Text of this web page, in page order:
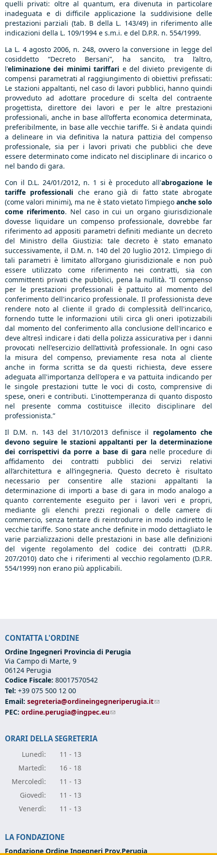
quelli privati: oltre al quantum, era divenuta in particolare
inadeguata e di difficile applicazione la suddivisione delle
prestazioni parziali (tab. B della L. 143/49) in riferimento alle
indicazioni della L. 109/1994 e s.m.i. e del D.P.R. n. 554/1999.
La L. 4 agosto 2006, n. 248, ovvero la conversione in legge del
cosiddetto “Decreto Bersani”, ha sancito, tra l’altro,
l’eliminazione dei minimi tariffari e del divieto previgente di
compensi parametrati al raggiungimento di obiettivi prefissati:
Le stazioni appaltanti, nel caso di lavori pubblici, hanno quindi
provveduto ad adottare procedure di scelta del contraente
progettista, direttore dei lavori e per le altre prestazioni
professionali, anche in base all’offerta economica determinata,
preferibilmente, in base alle vecchie tariffe. Si è andata quindi
a delineare in via definitiva la natura pattizia del compenso
professionale, sia per i lavori privati che pubblici che deve
essere determinato come indicato nel disciplinare di incarico o
nel bando di gara.
Con il D.L. 24/01/2012, n. 1 si è proceduto all'abrogazione le
tariffe professionali che erano già di fatto state abrogate
(come valori minimi), ma ne è stato vietato l’impiegoanche solo
come riferimento. Nel caso in cui un organo giurisdizionale
dovesse liquidare un compenso professionale, dovrebbe far
riferimento ad appositi parametri definiti mediante un decreto
del Ministro della Giustizia: tale decreto è stato emanato
successivamente, il D.M. n. 140 del 20 luglio 2012. L’impiego di
tali parametri è limitato all’organo giurisdizionale e non può
essere utilizzato come riferimento nei contratti, sia con
committenti privati che pubblici, pena la nullità. “Il compenso
per le prestazioni professionali è pattuito al momento del
conferimento dell'incarico professionale. Il professionista deve
rendere noto al cliente il grado di complessità dell'incarico,
fornendo tutte le informazioni utili circa gli oneri ipotizzabili
dal momento del conferimento alla conclusione dell'incarico e
deve altresì indicare i dati della polizza assicurativa per i danni
provocati nell'esercizio dell’attività professionale. In ogni caso
la misura del compenso, previamente resa nota al cliente
anche in forma scritta se da questi richiesta, deve essere
adeguata all'importanza dell'opera e va pattuita indicando per
le singole prestazioni tutte le voci di costo, comprensive di
spese, oneri e contributi. L'inottemperanza di quanto disposto
nel presente comma costituisce illecito disciplinare del
professionista.”
Il D.M. n. 143 del 31/10/2013 definisce il regolamentoche
devono seguire le stazioni appaltanti per la determinazione
dei corrispettivi da porre a base di garanelle procedure di
affidamento dei contratti pubblici dei servizi relativi
all’architettura e all’ingegneria. Questo decreto è risultato
necessario per consentire alle stazioni appaltanti la
determinazione di importi a base di gara in modo analogo a
quanto correntemente eseguito per i lavori veri e propri,
mediante gli elenchi prezzi regionali o delle camere di
commercio, senza tentare di reintrodurre in modo indiretto le
vecchie tariffe. Sono state anche definite in modo dettagliato le
varie parzializzazioni delle prestazioni in base alle definizioni
del vigente regolamento del codice dei contratti (D.P.R.
207/2010) dato che i riferimenti al vecchio regolamento (D.P.R.
554/1999) non erano più applicabili.
CONTATTA L'ORDINE
Ordine Ingegneri Provincia di Perugia
Via Campo di Marte, 9
06124 Perugia
Codice Fiscale: 80017570542
Tel: +39 075 500 12 00
Email: segreteria@ordineingegneriperugia.it(link sends e-mail)
PEC: ordine.perugia@ingpec.eu(link sends e-mail)
ORARI DELLA SEGRETERIA
Lunedì:
11 - 13
Martedì:
16 - 18
Mercoledì:
11 - 13
Giovedì:
11 - 13
Venerdì: 11 - 13
LA FONDAZIONE
Fondazione Ordine Ingegneri Prov.Perugia